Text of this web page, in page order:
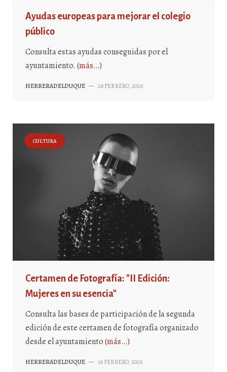
Ayudas europeas para mejorar el colegio
público
Consulta estas ayudas conseguidas por el
ayuntamiento. (más…)
HERRERADELDUQUE — 26 FEBRERO, 2026
CULTURA
Certamen de Fotografía: "II Edición:
Mujeres en su esencia"
Consulta las bases de participación de la segunda
edición de este certamen de fotografía organizado
desde el ayuntamiento(más…)
HERRERADELDUQUE — 16 FEBRERO, 2026